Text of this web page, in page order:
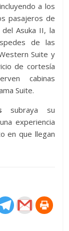
a los
pasajeros de
Asuka II, la
de las
Suite y
de cortesía
cabinas
Suite.
subraya su
experiencia
en que llegan